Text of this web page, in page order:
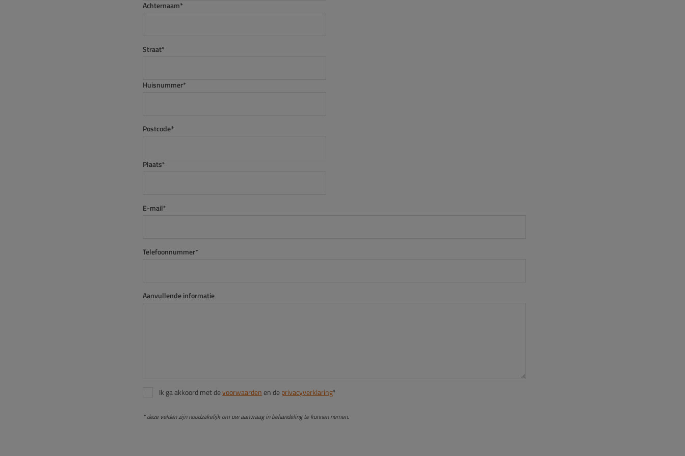
Achternaam*
Straat*
Huisnummer*
Postcode*
Plaats*
E-mail*
Telefoonnummer*
Aanvullende informatie
Ik ga akkoord met devoorwaardenen deprivacyverklaring*
* deze velden zijn noodzakelijk om uw aanvraag in behandeling te kunnen nemen.